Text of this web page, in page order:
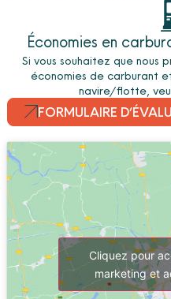
Économies en
Si vous souhaitez que nous
économies de carburant
navire/flotte,
FORMULAIRE
Cliquez pour
marketing et